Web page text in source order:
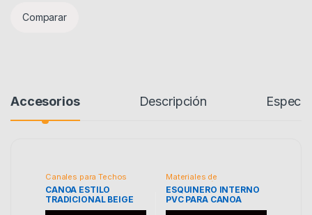
Comparar
Accesorios Descripción
Canales para Techos
CANOA ESTILO
TRADICIONAL BEIGE
DURMAN 6 MTRS
Materiales de
Construcción
ESQUINERO INTERNO
PVC PARA CANOA
TRADICIONAL BEIGE